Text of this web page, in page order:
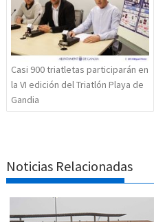
Casi 900 triatletas participarán en
la VI edición del Triatlón Playa de
Gandia
Noticias Relacionadas